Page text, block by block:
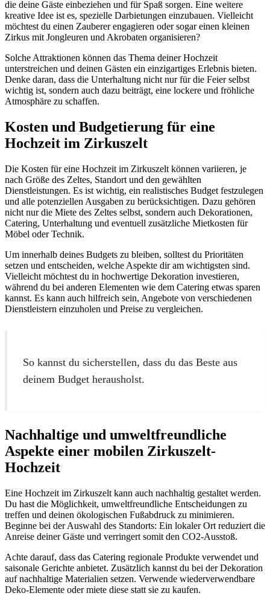
die deine Gäste einbeziehen und für Spaß sorgen. Eine weitere
kreative Idee ist es, spezielle Darbietungen einzubauen. Vielleicht
möchtest du einen Zauberer engagieren oder sogar einen kleinen
Zirkus mit Jongleuren und Akrobaten organisieren?
Solche Attraktionen können das Thema deiner Hochzeit
unterstreichen und deinen Gästen ein einzigartiges Erlebnis bieten.
Denke daran, dass die Unterhaltung nicht nur für die Feier selbst
wichtig ist, sondern auch dazu beiträgt, eine lockere und fröhliche
Atmosphäre zu schaffen.
Kosten und Budgetierung für eine
Hochzeit im Zirkuszelt
Die Kosten für eine Hochzeit im Zirkuszelt können variieren, je
nach Größe des Zeltes, Standort und den gewählten
Dienstleistungen. Es ist wichtig, ein realistisches Budget festzulegen
und alle potenziellen Ausgaben zu berücksichtigen. Dazu gehören
nicht nur die Miete des Zeltes selbst, sondern auch Dekorationen,
Catering, Unterhaltung und eventuell zusätzliche Mietkosten für
Möbel oder Technik.
Um innerhalb deines Budgets zu bleiben, solltest du Prioritäten
setzen und entscheiden, welche Aspekte dir am wichtigsten sind.
Vielleicht möchtest du in hochwertige Dekoration investieren,
während du bei anderen Elementen wie dem Catering etwas sparen
kannst. Es kann auch hilfreich sein, Angebote von verschiedenen
Dienstleistern einzuholen und Preise zu vergleichen.
So kannst du sicherstellen, dass du das Beste aus
deinem Budget herausholst.
Nachhaltige und umweltfreundliche
Aspekte einer mobilen Zirkuszelt-
Hochzeit
Eine Hochzeit im Zirkuszelt kann auch nachhaltig gestaltet werden.
Du hast die Möglichkeit, umweltfreundliche Entscheidungen zu
treffen und deinen ökologischen Fußabdruck zu minimieren.
Beginne bei der Auswahl des Standorts: Ein lokaler Ort reduziert die
Anreise deiner Gäste und verringert somit den CO2-Ausstoß.
Achte darauf, dass das Catering regionale Produkte verwendet und
saisonale Gerichte anbietet. Zusätzlich kannst du bei der Dekoration
auf nachhaltige Materialien setzen. Verwende wiederverwendbare
Deko-Elemente oder miete diese statt sie zu kaufen.